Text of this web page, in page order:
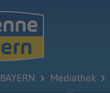
Mediathek